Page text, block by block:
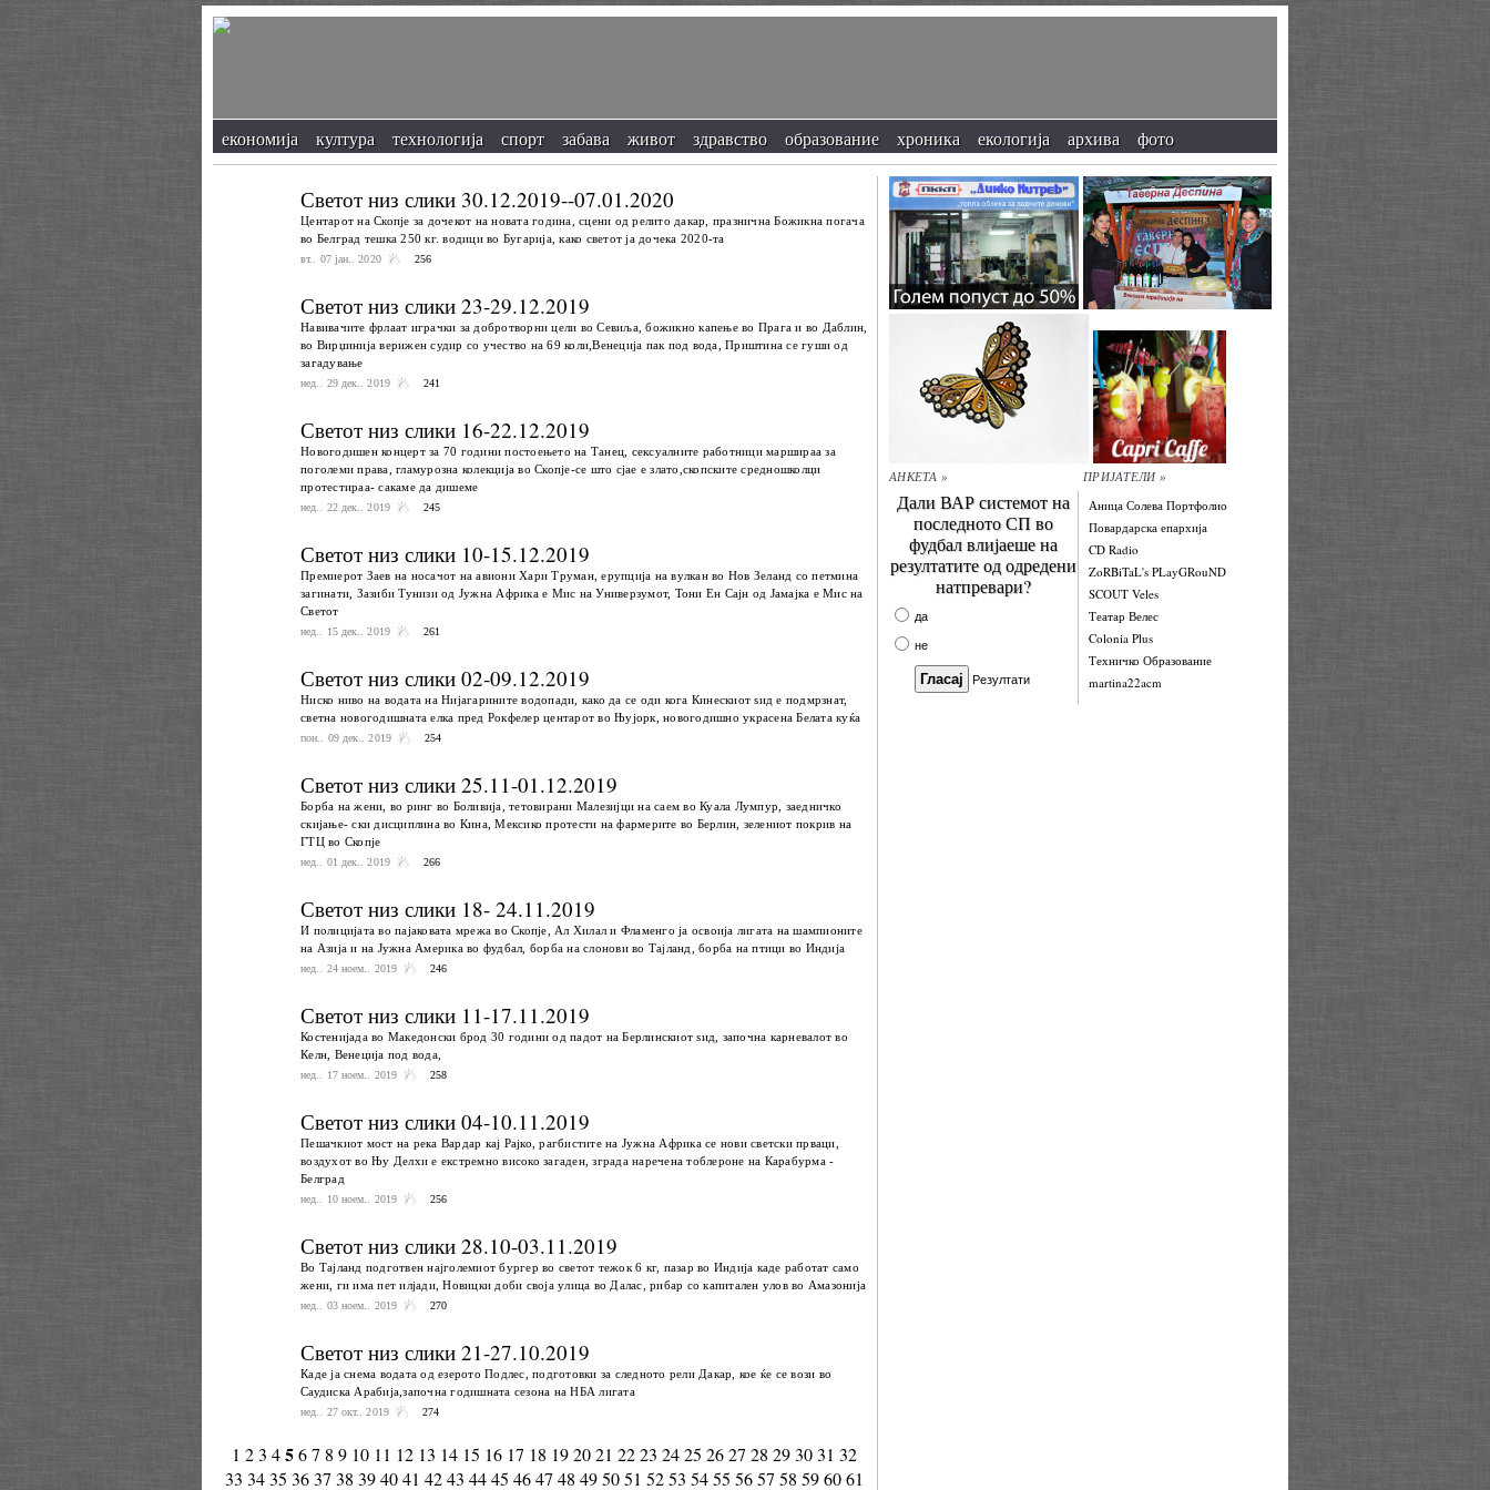
економија култура технологија спорт забава живот здравство образование хроника екологија архива фото
Светот низ слики 30.12.2019--07.01.2020
Центарот на Скопје за дочекот на новата година, сцени од релито дакар, празнична Божикна погача
во Белград тешка 250 кг. водици во Бугарија, како светот ја дочека 2020-та
вт.. 07 јан.. 2020 256
Светот низ слики 23-29.12.2019
Навивачите фрлаат играчки за добротворни цели во Севиља, божикно капење во Прага и во Даблин,
во Вирџинија верижен судир со учество на 69 коли,Венеција пак под вода, Приштина се гуши од
загадување
нед.. 29 дек.. 2019 241
Светот низ слики 16-22.12.2019
Новогодишен концерт за 70 години постоењето на Танец, сексуалните работници маршираа за
поголеми права, гламурозна колекција во Скопје-се што сјае е злато,скопските средношколци
протестираа- сакаме да дишеме
нед.. 22 дек.. 2019 245
Светот низ слики 10-15.12.2019
Премиерот Заев на носачот на авиони Хари Труман, ерупција на вулкан во Нов Зеланд со петмина
загинати, Зазиби Тунизи од Јужна Африка е Мис на Универзумот, Тони Ен Сајн од Јамајка е Мис на
Светот
нед.. 15 дек.. 2019 261
Светот низ слики 02-09.12.2019
Ниско ниво на водата на Нијагарините водопади, како да се оди кога Кинескиот ѕид е подмрзнат,
светна новогодишната елка пред Рокфелер центарот во Њујорк, новогодишно украсена Белата куќа
пон.. 09 дек.. 2019 254
Светот низ слики 25.11-01.12.2019
Борба на жени, во ринг во Боливија, тетовирани Малезијци на саем во Куала Лумпур, заедничко
скијање- ски дисциплина во Кина, Мексико протести на фармерите во Берлин, зелениот покрив на
ГТЦ во Скопје
нед.. 01 дек.. 2019 266
Светот низ слики 18- 24.11.2019
И полицијата во пајаковата мрежа во Скопје, Ал Хилал и Фламенго ја освоија лигата на шампионите
на Азија и на Јужна Америка во фудбал, борба на слонови во Тајланд, борба на птици во Индија
нед.. 24 ноем.. 2019 246
Светот низ слики 11-17.11.2019
Костенијада во Македонски брод 30 години од падот на Берлинскиот ѕид, започна карневалот во
Келн, Венеција под вода,
нед.. 17 ноем.. 2019 258
Светот низ слики 04-10.11.2019
Пешачкиот мост на река Вардар кај Рајко, рагбистите на Јужна Африка се нови светски прваци,
воздухот во Њу Делхи е екстремно високо загаден, зграда наречена тоблероне на Карабурма -
Белград
нед.. 10 ноем.. 2019 256
Светот низ слики 28.10-03.11.2019
Во Тајланд подготвен најголемиот бургер во светот тежок 6 кг, пазар во Индија каде работат само
жени, ги има пет илјади, Новицки доби своја улица во Далас, рибар со капитален улов во Амазонија
нед.. 03 ноем.. 2019 270
Светот низ слики 21-27.10.2019
Каде ја снема водата од езерото Подлес, подготовки за следното рели Дакар, кое ќе се вози во
Саудиска Арабија,започна годишната сезона на НБА лигата
нед.. 27 окт.. 2019 274
1 23 4567 8 9 10 11 12 13 14 15 16 17 18 192021 2223 2425 2627 28 293031 32
33 3435 3637 38 394041 4243 4445 4647 48 495051 5253 5455 5657 58 596061
АНКЕТА »
Дали ВАР системот на
последното СП во
фудбал влијаеше на
резултатите од одредени
натпревари?
да
не
Резултати
ПРИЈАТЕЛИ »
Аница Солева Портфолио
Повардарска епархија
CD Radio
ZoRBiTaL's PLayGRouND
SCOUT Veles
Театар Велес
Colonia Plus
Техничко Образование
martina22acm